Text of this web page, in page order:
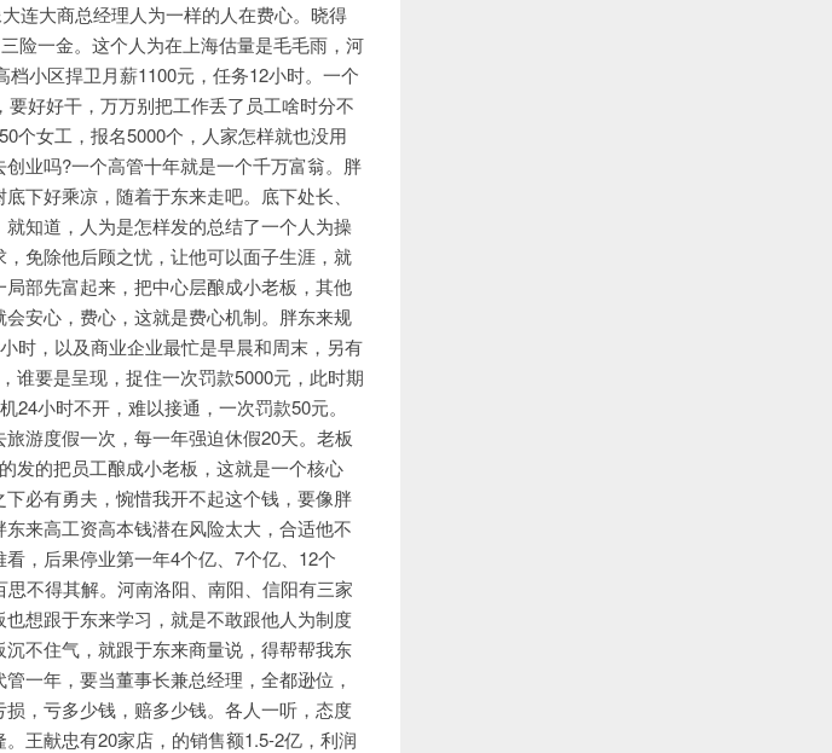
连大商总经理人为一样的人在费心。晓得
险一金。这个人为在上海估量是毛毛雨，河
小区捍卫月薪1100元，任务12小时。一个
要好好干，万万别把工作丢了员工啥时分不
个女工，报名5000个，人家怎样就也没用
业吗?一个高管十年就是一个千万富翁。胖
下好乘凉，随着于东来走吧。底下处长、
知道，人为是怎样发的总结了一个人为操
免除他后顾之忧，让他可以面子生涯，就
部先富起来，把中心层酿成小老板，其他
安心，费心，这就是费心机制。胖东来规
时，以及商业企业最忙是早晨和周末，另有
谁要是呈现，捉住一次罚款5000元，此时期
小时不开，难以接通，一次罚款50元。
游度假一次，每一年强迫休假20天。老板
发的把员工酿成小老板，这就是一个核心
必有勇夫，惋惜我开不起这个钱，要像胖
来高工资高本钱潜在风险太大，合适他不
，后果停业第一年4个亿、7个亿、12个
思不得其解。河南洛阳、南阳、信阳有三家
想跟于东来学习，就是不敢跟他人为制度
不住气，就跟于东来商量说，得帮帮我东
一年，要当董事长兼总经理，全都逊位，
，亏多少钱，赔多少钱。各人一听，态度
王献忠有20家店，的销售额1.5-2亿，利润